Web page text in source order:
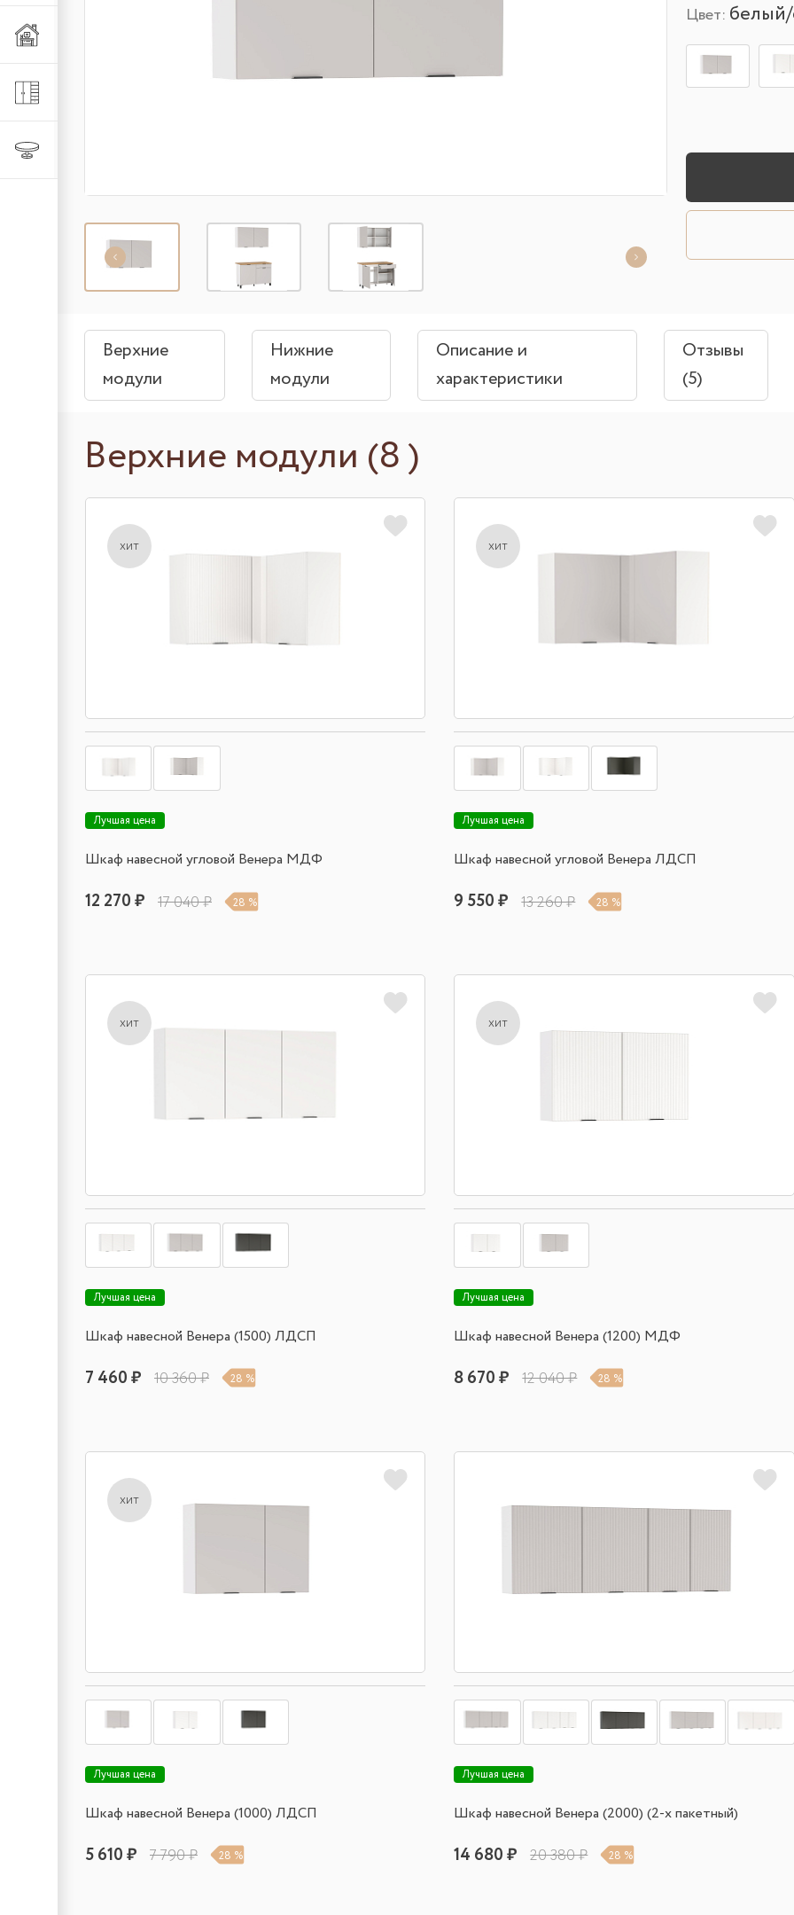
Цвет:
Верхние
модули
Нижние
модули
Описание и
характеристики
Отзывы
(5)
Верхние модули (8 )
хит
Лучшая цена
Шкаф навесной угловой Венера МДФ
12 270 ₽ 17 040 ₽ 28 %
хит
Лучшая цена
Шкаф навесной угловой Венера ЛДСП
9 550 ₽ 13 260 ₽ 28 %
хит
Лучшая цена
Шкаф навесной Венера (1500) ЛДСП
7 460 ₽ 10 360 ₽ 28 %
хит
Лучшая цена
Шкаф навесной Венера (1200) МДФ
8 670 ₽ 12 040 ₽ 28 %
хит
Лучшая цена
Шкаф навесной Венера (1000) ЛДСП
5 610 ₽ 7 790 ₽ 28 %
Лучшая цена
Шкаф навесной Венера (2000) (2-х пакетный)
14 680 ₽ 20 380 ₽ 28 %